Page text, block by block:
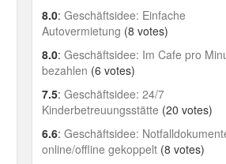
8.0: Geschäftsidee: Einfache
Autovermietung (8 votes)
8.0: Geschäftsidee: Im Cafe pro
bezahlen (6 votes)
7.5: Geschäftsidee: 24/7
Kinderbetreuungsstätte (20 votes)
6.6: Geschäftsidee:
online/offline gekoppelt (8 votes)